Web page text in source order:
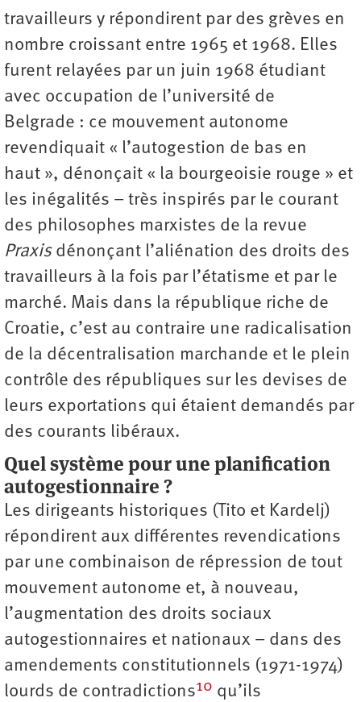
travailleurs y répondirent par des grèves en
nombre croissant entre 1965 et 1968. Elles
furent relayées par un juin 1968 étudiant
avec occupation de l’université de
Belgrade : ce mouvement autonome
revendiquait « l’autogestion de bas en
haut », dénonçait « la bourgeoisie rouge » et
les inégalités – très inspirés par le courant
des philosophes marxistes de la revue
Praxisdénonçant l’aliénation des droits des
travailleurs à la fois par l’étatisme et par le
marché. Mais dans la république riche de
Croatie, c’est au contraire une radicalisation
de la décentralisation marchande et le plein
contrôle des républiques sur les devises de
leurs exportations qui étaient demandés par
des courants libéraux.
Quel système pour une planification
autogestionnaire ?
Les dirigeants historiques (Tito et Kardelj)
répondirent aux différentes revendications
par une combinaison de répression de tout
mouvement autonome et, à nouveau,
l’augmentation des droits sociaux
autogestionnaires et nationaux – dans des
amendements constitutionnels (1971-1974)
lourds de contradictions10 qu’ils